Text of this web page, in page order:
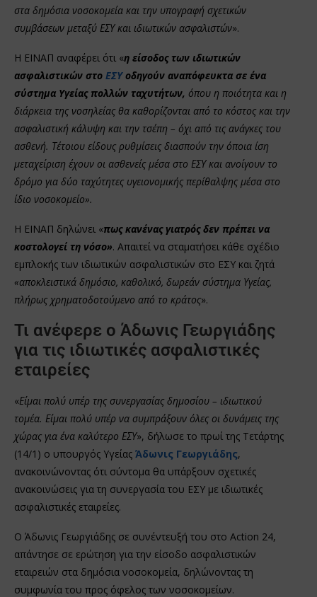
στα δημόσια νοσοκομεία και την υπογραφή σχετικών
συμβάσεων μεταξύ ΕΣΥ και ιδιωτικών ασφαλιστών».
Η ΕΙΝΑΠ αναφέρει ότι «η είσοδος των ιδιωτικών
ασφαλιστικών στο ΕΣΥοδηγούν αναπόφευκτα σε ένα
σύστημα Υγείας πολλών ταχυτήτων, όπου η ποιότητα και η
διάρκεια της νοσηλείας θα καθορίζονται από το κόστος και την
ασφαλιστική κάλυψη και την τσέπη – όχι από τις ανάγκες του
ασθενή. Τέτοιου είδους ρυθμίσεις διασπούν την όποια ίση
μεταχείριση έχουν οι ασθενείς μέσα στο ΕΣΥ και ανοίγουν το
δρόμο για δύο ταχύτητες υγειονομικής περίθαλψης μέσα στο
ίδιο νοσοκομείο».
Η ΕΙΝΑΠ δηλώνει «πως κανένας γιατρός δεν πρέπει να
κοστολογεί τη νόσο». Απαιτεί να σταματήσει κάθε σχέδιο
εμπλοκής των ιδιωτικών ασφαλιστικών στο ΕΣΥ και ζητά
«αποκλειστικά δημόσιο, καθολικό, δωρεάν σύστημα Υγείας,
πλήρως χρηματοδοτούμενο από το κράτος».
Τι ανέφερε ο Άδωνις Γεωργιάδης
για τις ιδιωτικές ασφαλιστικές
εταιρείες
«Είμαι πολύ υπέρ της συνεργασίας δημοσίου – ιδιωτικού
τομέα. Είμαι πολύ υπέρ να συμπράξουν όλες οι δυνάμεις της
χώρας για ένα καλύτερο ΕΣΥ», δήλωσε το πρωί της Τετάρτης
(14/1) ο υπουργός Υγείας Άδωνις Γεωργιάδης,
ανακοινώνοντας ότι σύντομα θα υπάρξουν σχετικές
ανακοινώσεις για τη συνεργασία του ΕΣΥ με ιδιωτικές
ασφαλιστικές εταιρείες.
O Άδωνις Γεωργιάδης σε συνέντευξή του στο Action 24,
απάντησε σε ερώτηση για την είσοδο ασφαλιστικών
εταιρειών στα δημόσια νοσοκομεία, δηλώνοντας τη
συμφωνία του προς όφελος των νοσοκομείων.